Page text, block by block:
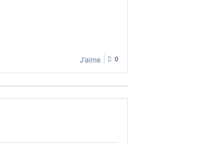
J'aime 0